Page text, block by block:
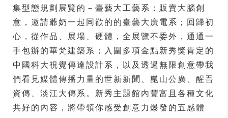
集型態規劃展覽的－臺藝大工藝系；販賣大腦創
意，邀請爺奶一起同歡的的臺藝大廣電系；回歸初
心，從作品、展場、硬體，全展覽不委外，通通一
手包辦的華梵建築系；入圍多項金點新秀獎肯定的
中國科大視覺傳達設計系，以及透過無限創意帶我
們看見媒體傳播力量的世新新聞、崑山公廣、醒吾
資傳、淡江大傳系。新秀主題館內豐富且各種文化
共好的內容，將帶領你感受創意力爆發的五感體